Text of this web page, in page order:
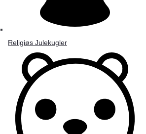
Religiøs Julekugler